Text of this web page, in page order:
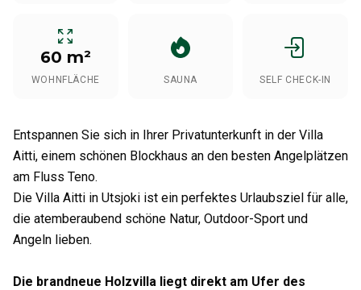
60 m²
WOHNFLÄCHE SAUNA SELF CHECK-IN
Entspannen Sie sich in Ihrer Privatunterkunft in der Villa
Aitti, einem schönen Blockhaus an den besten Angelplätzen
am Fluss Teno.
Die Villa Aitti in Utsjoki ist ein perfektes Urlaubsziel für alle,
die atemberaubend schöne Natur, Outdoor-Sport und
Angeln lieben.
Die brandneue Holzvilla liegt direkt am Ufer des